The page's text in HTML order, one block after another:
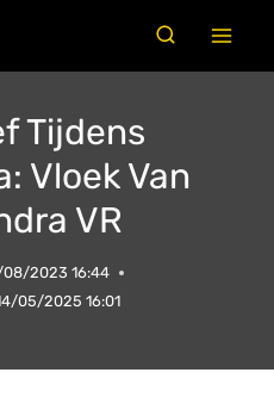
Tijdens
Vloek Van
VR
2023 16:44
05/2025 16:01